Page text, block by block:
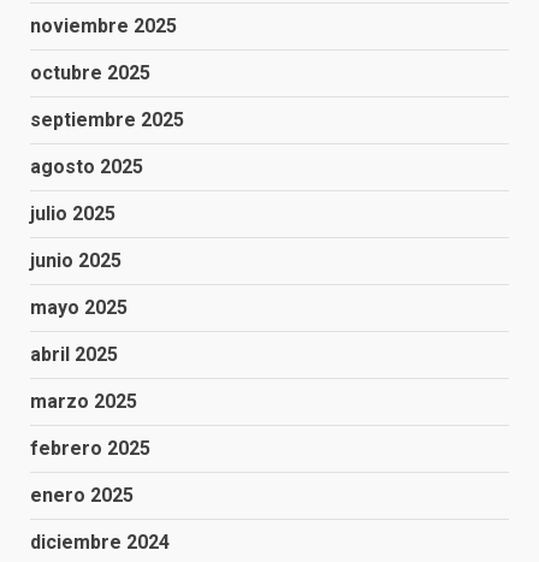
noviembre 2025
octubre 2025
septiembre 2025
agosto 2025
julio 2025
junio 2025
mayo 2025
abril 2025
marzo 2025
febrero 2025
enero 2025
diciembre 2024